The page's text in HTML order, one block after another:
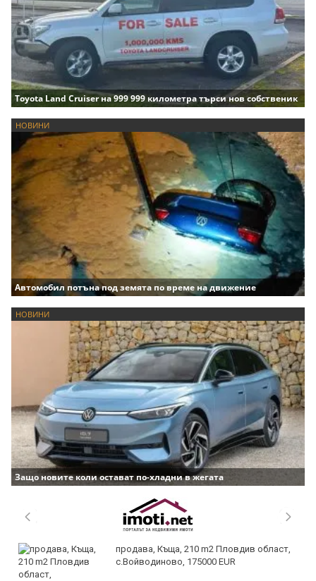
Toyota Land Cruiser на 999 999 километра търси нов собственик
НОВИНИ
Автомобил потъна под земята по време на движение
НОВИНИ
Защо новите коли остават по-хладни в жегата
продава, Къща, 210 m2 Пловдив област,
с.Войводиново, 175000 EUR